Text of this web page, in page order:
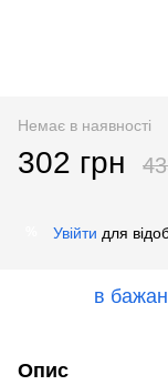
Немає в наявності
302 грн
Увійти для
в
Опис